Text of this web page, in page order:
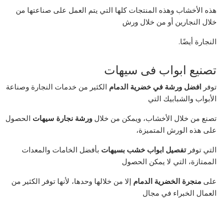
هذه الأخشاب وهذه المنتجات كلها التي يتم العمل على صناعتها من
خلال النجارين أو من خلال ورش
النجارة أيضًا.
تصنيع ابواب فى سيهات‎
توفرافضل ورشة في خضرية الدمام الكثير من خدمات النجارة وصناعة
الأبواب والشبابيك التي
تصنع من خلال الأخشاب، ويمكن من خلالورشة نجارة سيهات الحصول
على هذه الورش المتميزة،
التي توفرتفصيل ابواب خشب بسيهات بأفضل الخامات والمعدات
الممتازة، التي لا يمكن الحصول
علىمنجرة الخضرية الدمام إلا من خلالها وحدها، لأنها توفر الكثير من
العمال الخبراء في مجال